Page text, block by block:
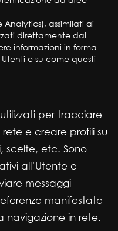
Analytics), assimilati ai
direttamente dal
informazioni in forma
e su come questi
per tracciare
e creare profili su
scelte, etc. Sono
all’Utente e
messaggi
manifestate
navigazione in rete.